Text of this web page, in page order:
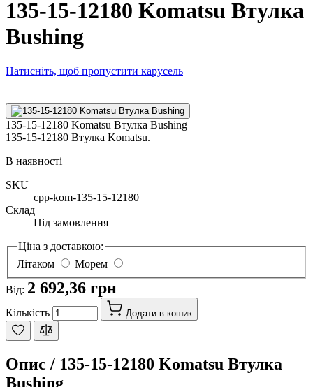
135-15-12180 Komatsu Втулка
Bushing
Натисніть, щоб пропустити карусель
135-15-12180 Komatsu Втулка Bushing
135-15-12180 Втулка Komatsu.
В наявності
SKU
cpp-kom-135-15-12180
Склад
Під замовлення
Ціна з доставкою:
Літаком
Морем
Від: 2 692,36 грн
Кількість Додати в кошик
Опис / 135-15-12180 Komatsu Втулка
Bushing